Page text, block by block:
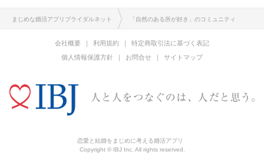
まじめな婚活アプリブライダルネット 「自然のある所が好き」のコミュニティ
会社概要 利用規約
特定商取引法に基づく表記
個人情報保護方針
お問合せ サイトマップ
恋愛と結婚をまじめに考える婚活アプリ
Copyright © IBJ Inc. All rights reserved.